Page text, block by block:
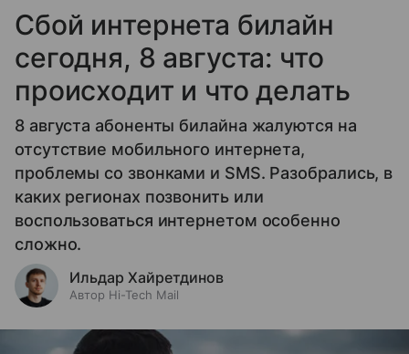
Сбой интернета билайн
сегодня, 8 августа: что
происходит и что делать
8 августа абоненты билайна жалуются на
отсутствие мобильного интернета,
проблемы со звонками и SMS. Разобрались, в
каких регионах позвонить или
воспользоваться интернетом особенно
сложно.
Ильдар Хайретдинов
Автор Hi-Tech Mail